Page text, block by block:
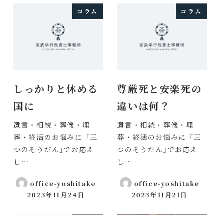
コラム
しっかりと休める
国に
遺言・相続・葬儀・埋
葬・終活のお悩みに「三
つのそうだん｣でお応え
し…
office-yoshitake
投稿日
2023年11月24日
コラム
尊厳死と安楽死の
違いは何？
遺言・相続・葬儀・埋
葬・終活のお悩みに「三
つのそうだん｣でお応え
し…
office-yoshitake
投稿日
2023年11月21日